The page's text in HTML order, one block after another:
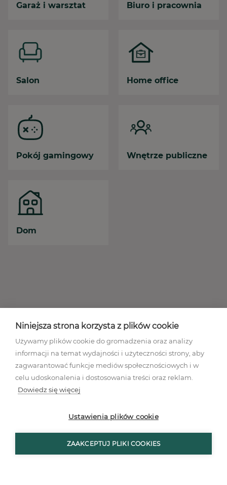
Garaż i warsztat Biuro i pracownia
Salon Home office
Pokój gamingowy Wnętrze publiczne
Dom
Polityka prywatności
Mapa stron
Ustawienia plików cookies
Niniejsza strona korzysta z plików cookie
Używamy plików cookie do gromadzenia oraz analizy
informacji na temat wydajności i użyteczności strony, aby
zagwarantować funkcje mediów społecznościowych i w
celu udoskonalenia i dostosowania treści oraz reklam.
Dowiedz się więcej
Ustawienia plików cookie
ZAAKCEPTUJ PLIKI COOKIES